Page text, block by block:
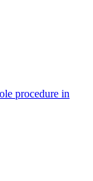
procedure in